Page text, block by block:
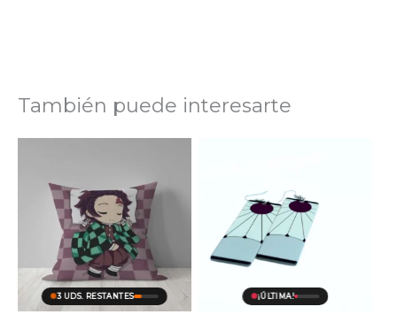
También puede interesarte
3 UDS. RESTANTES ¡ÚLTIMA!